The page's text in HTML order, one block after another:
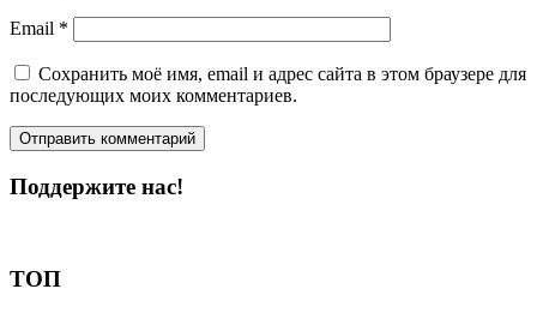
Email *
Сохранить моё имя, email и адрес сайта в этом браузере для
последующих моих комментариев.
Поддержите нас!
ТОП